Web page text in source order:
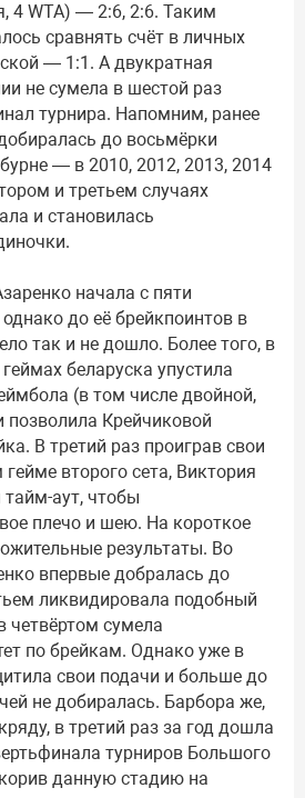
4 WTA) — 2:6, 2:6. Таким
сравнять счёт в личных
— 1:1. А двукратная
не сумела в шестой раз
турнира. Напомним, ранее
до восьмёрки
— в 2010, 2012, 2013, 2014
и третьем случаях
и становилась
начала с пяти
до её брейкпоинтов в
так и не дошло. Более того, в
беларуска упустила
(в том числе двойной,
позволила Крейчиковой
В третий раз проиграв свои
второго сета, Виктория
аут, чтобы
плечо и шею. На короткое
результаты. Во
впервые добралась до
ликвидировала подобный
четвёртом сумела
по брейкам. Однако уже в
свои подачи и больше до
не добиралась. Барбора же,
в третий раз за год дошла
турниров Большого
данную стадию на